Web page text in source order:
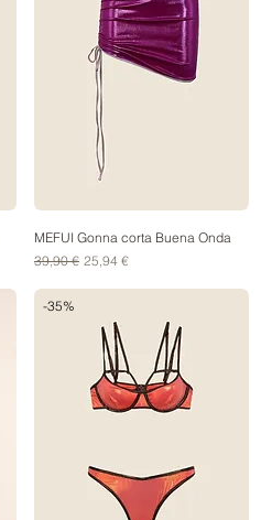
MEFUI Gonna corta Buena Onda
Prezzo regolare
39,90 € Prezzo scontato
25,94 €
-35%